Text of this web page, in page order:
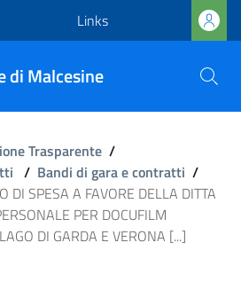
Links
di Malcesine
Trasparente /
/ Bandi di gara e contratti /
DI SPESA A FAVORE DELLA DITTA
PER DOCUFILM
DI GARDA E VERONA [...]